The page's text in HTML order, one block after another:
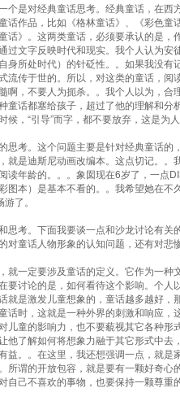
个是对经典童话思考。经典童话，在
话作品，比如《格林童话》、《彩色
话》。这两类童话，必须要承认的是
过文字反映时代和现实。我个人认为
身所处时代）的针砭性。。如果我没
流传于世的。所以，对这类的童话，
啊，不要人为扼杀。。我个人以为，
童话都塞给孩子，超过了他的理解和
，“引导”而字，都不要放弃，这是为人
思考。这个问题主要是针对经典童话
就是迪斯尼动画改编本。这点切记。
读年龄的。。。象囡现在6岁了，一点
图本）是基本不看的。。我希望她在不
了。
思考。下面我要谈一点和沙龙讨论有
对童话人物形象的认知问题，还有对悲
就一定要涉及童话的定义。它作为一
要讨论的是，如何看待这个影响。个人
就是激发儿童想象的，童话越多越好
话时，这就是一种外界的刺激和响应，
儿童的影响力，也不要藐视其它各种
他了解如何将想象力融于其它形式中
益。。在这里，我还想强调一点，就
所谓的开放包容，就是要有一颗好奇
自己不喜欢的事物，也要保持一颗尊重